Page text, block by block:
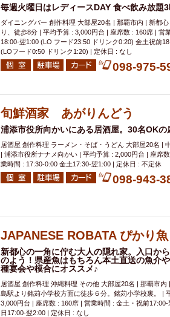
毎週火曜日はレディースDAY 食べ飲み放題
ダイニングバー 創作料理 大部屋20名 | 那覇市内 | 新都心
り、徒歩8分 | 平均予算 : 3,000円台 | 座席数 : 160席 | 営
18:00-翌1:00 (LO フード23:50 ドリンク0:20) 金土祝前
(LOフード0:50 ドリンク1:20) | 定休日 : なし
098-975-
旬鮮酒家 あがりんどう
浦添市役所向かいにある居酒屋。30名OKの
居酒屋 創作料理 ラーメン・そば・うどん 大部屋20名 |
| 浦添市役所ナナメ向かい | 平均予算 : 2,000円台 | 座席
業時間 : 17:30-0:00 金土17:30-翌1:00 | 定休日 : 不定休
098-943-
JAPANESE ROBATA ぴかり魚
新都心の一角に佇む大人の隠れ家。入口か
のよう！県産魚はもちろん本土直送の魚介
種宴会や模合にオススメ♪
居酒屋 創作料理 沖縄料理 その他 大部屋20名 | 那覇市内
島駅より銘苅小学校方面に徒歩６分。銘苅小学校裏。 |
3,000円台 | 座席数 : 160席 | 営業時間 : 金土・祝前
日17:00-翌2:00 | 定休日 : なし